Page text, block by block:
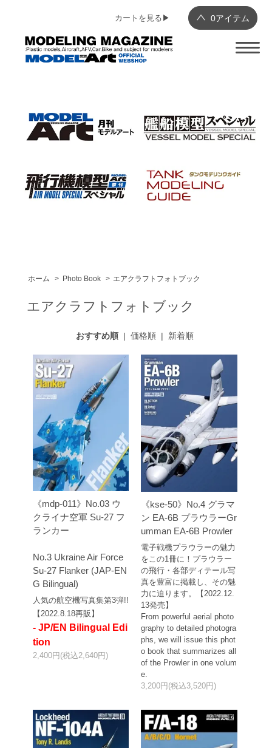
0アイテム
カートを見る▶︎
ホーム > Photo Book > エアクラフトフォトブック
エアクラフトフォトブック
おすすめ順 |価格順 | 新着順
《mdp-011》No.03 ウ
クライナ空軍 Su-27 フ
ランカー
No.3 Ukraine Air Force
Su-27 Flanker (JAP-EN
G Bilingual)
人気の航空機写真集第3弾!!
【2022.8.18再販】
- JP/EN Bilingual Edi
tion
2,400円(税込2,640円)
《kse-50》No.4 グラマ
ン EA-6B プラウラーGr
umman EA-6B Prowler
電子戦機プラウラーの魅力
をこの1冊に！プラウラー
の飛行・各部ディテール写
真を豊富に掲載し、その魅
力に迫ります。【2022.12.
13発売】
From powerful aerial photo
graphy to detailed photogra
phs, we will issue this phot
o book that summarizes all
of the Prowler in one volum
e.
3,200円(税込3,520円)